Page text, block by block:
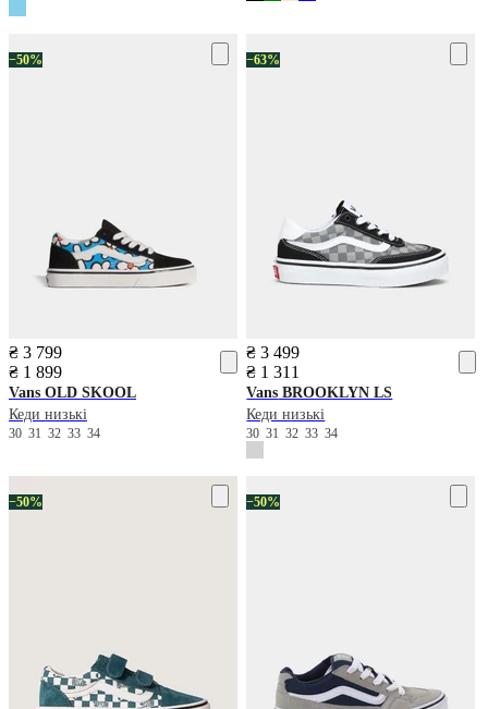
−50%
₴ 3 799
₴ 1 899
Vans OLD SKOOL
Кеди низькі
30 31 32 33 34
−63%
₴ 3 499
₴ 1 311
Vans BROOKLYN LS
Кеди низькі
3031323334
−50% −50%